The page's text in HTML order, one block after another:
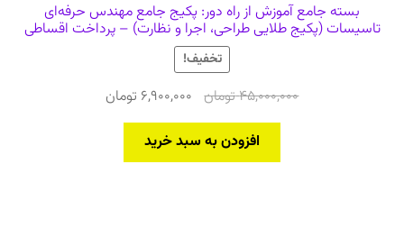
بسته جامع آموزش از راه دور: پکیج جامع مهندس حرفه‌ای
تاسیسات (پکیج طلایی طراحی، اجرا و نظارت) – پرداخت اقساطی
تخفیف!
45,000,000تومان قیمت
اصلی
بود.
6,900,000 تومان
افزودن به سبد خرید